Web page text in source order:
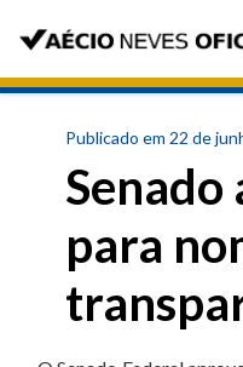
Publicado em 22 de
Senado
para